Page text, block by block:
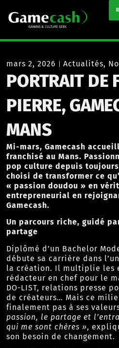
mars 2, 2026 Actualités,
PORTRAIT DE
PIERRE,
MANS
Mi-mars, Gamecash
franchisé au Mans.
pop culture depuis
choisi de transformer ce
« passion doudou » en
entrepreneurial en
Gamecash.
Un parcours riche, guidé
partage
Diplômé d’un Bachelor
débute sa carrière dans
la création. Il multiplie les
rédacteur en chef pour le
DO-LIST, relations presse
de créateurs… Mais ce
finalement pas à ses
passion, le partage et
qui me sont chères »,
son besoin de changement.